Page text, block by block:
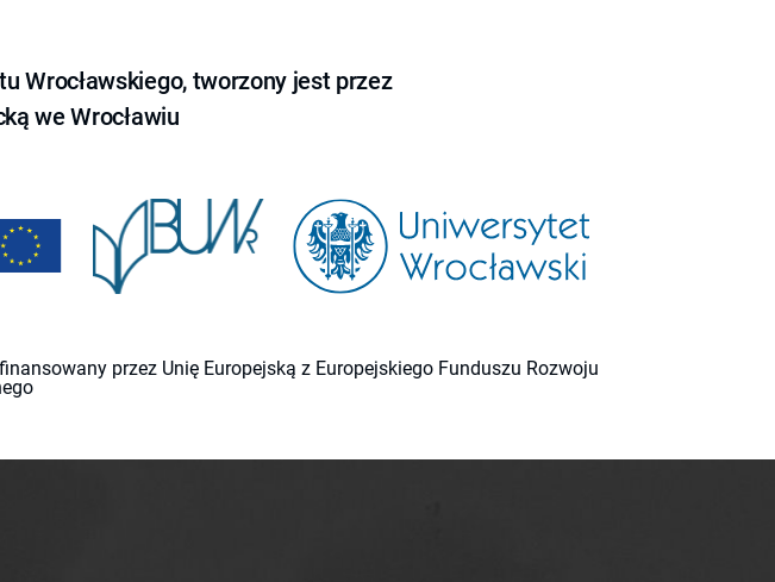
Wrocławskiego, tworzony jest przez
we Wrocławiu
przez Unię Europejską z Europejskiego Funduszu Rozwoju